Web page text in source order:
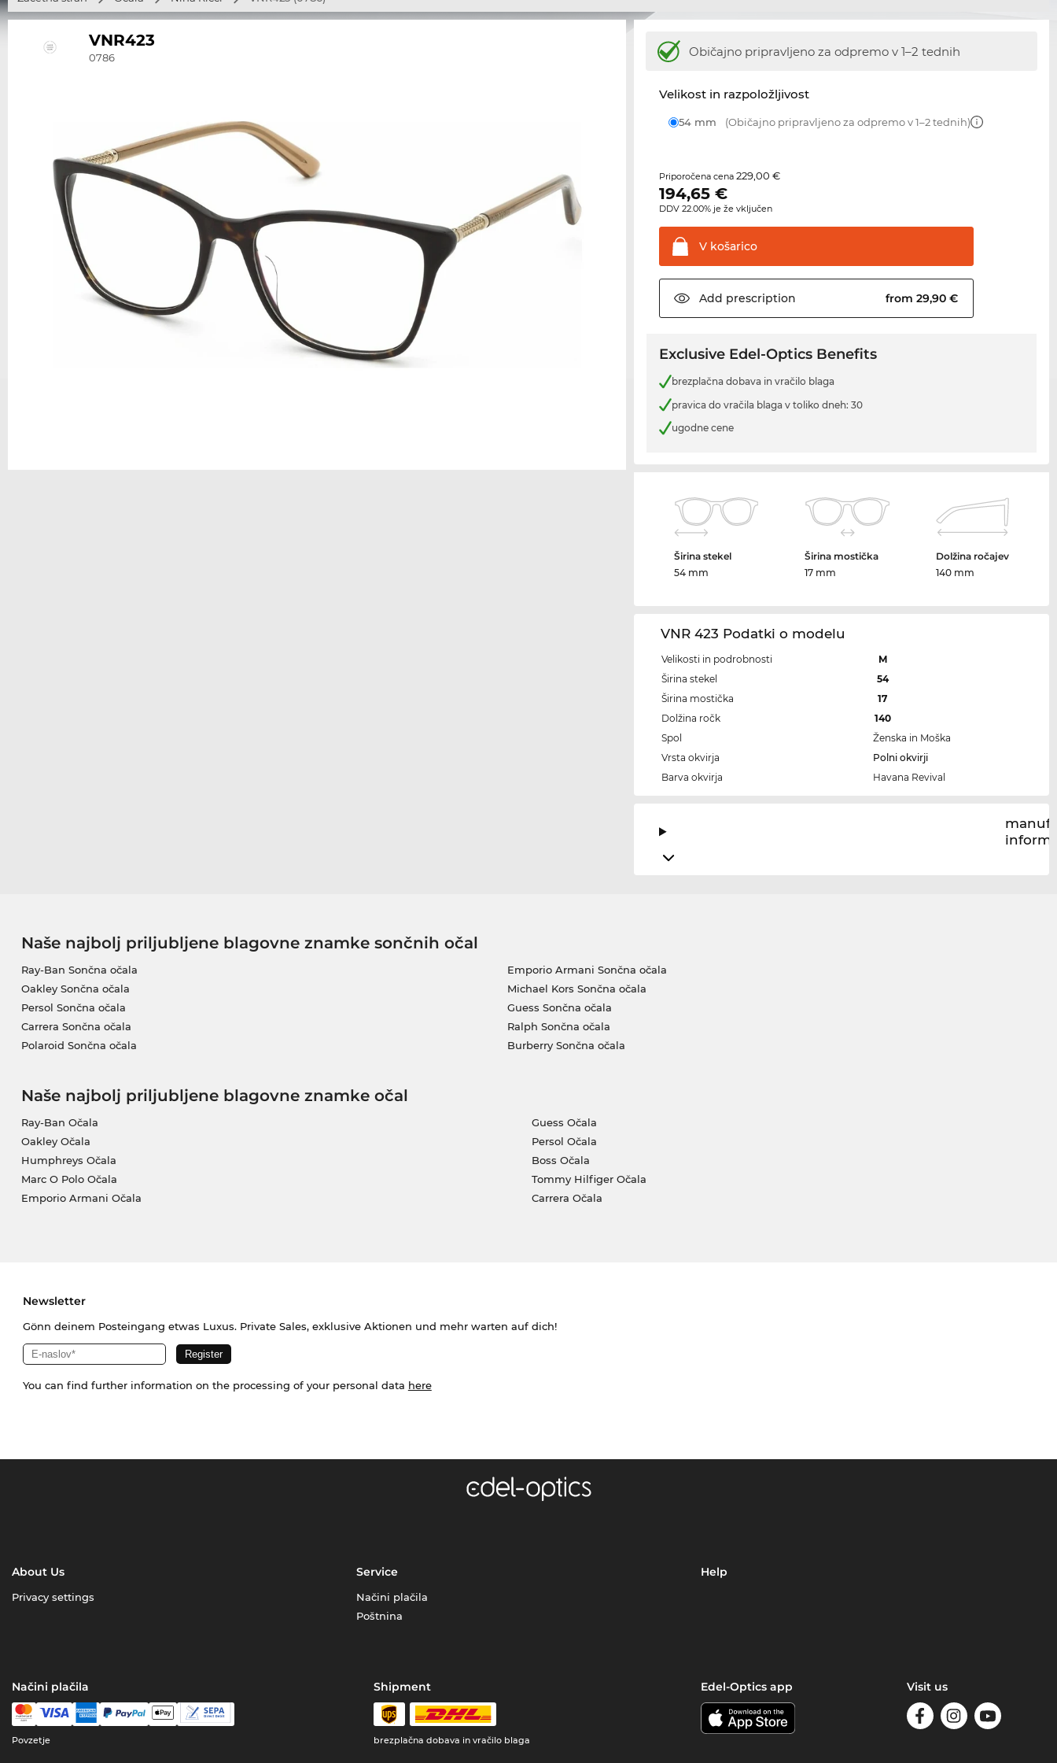
VNR423
0786 Običajno pripravljeno za odpremo v 1–2 tednih
Velikost in razpoložljivost
54 mm (Običajno pripravljeno za odpremo v 1–2 tednih)
Priporočena cena229,00 €
194,65 €
DDV 22.00% je že vključen
V košarico
Add prescription from 29,90 €
Exclusive Edel-Optics Benefits
brezplačna dobava in vračilo blaga
pravica do vračila blaga v toliko dneh: 30
ugodne cene
Širina stekel
54 mm
Širina mostička
17 mm
Dolžina ročajev
140 mm
VNR 423 Podatki o modelu
Velikosti in podrobnosti
M
Širina stekel
54
Širina mostička
17
Dolžina ročk
140
Spol
Ženska in Moška
Vrsta okvirja
Polni okvirji
Barva okvirja
Havana Revival
Naše najbolj priljubljene blagovne znamke sončnih očal
Ray-Ban Sončna očala
Oakley Sončna očala
Persol Sončna očala
Carrera Sončna očala
Polaroid Sončna očala
Emporio Armani Sončna očala
Michael Kors Sončna očala
Guess Sončna očala
Ralph Sončna očala
Burberry Sončna očala
Naše najbolj priljubljene blagovne znamke očal
Ray-Ban Očala
Oakley Očala
Humphreys Očala
Marc O Polo Očala
Emporio Armani Očala
Guess Očala
Persol Očala
Boss Očala
Tommy Hilfiger Očala
Carrera Očala
Newsletter
Gönn deinem Posteingang etwas Luxus. Private Sales, exklusive Aktionen und mehr warten auf dich!
You can find further information on the processing of your personal data here
About Us
Privacy settings
Service
Načini plačila
Poštnina
Help
Načini plačila
Povzetje
Shipment
brezplačna dobava in vračilo blaga
Edel-Optics app Visit us